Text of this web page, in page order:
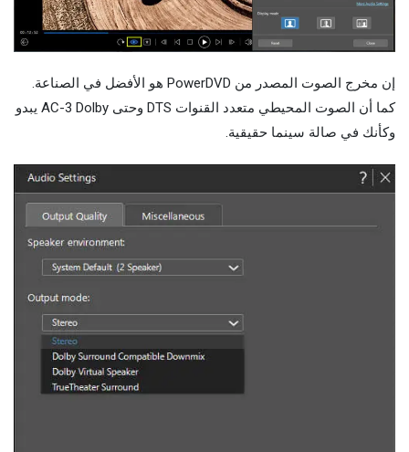
إن مخرج الصوت المصدر من PowerDVD هو الأفضل في الصناعة.
كما أن الصوت المحيطي متعدد القنوات DTS وحتى AC-3 Dolby يبدو
وكأنك في صالة سينما حقيقية.